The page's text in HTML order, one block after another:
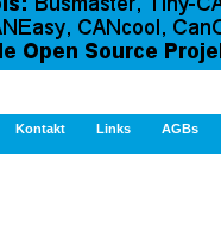
Kontakt Links AGBs